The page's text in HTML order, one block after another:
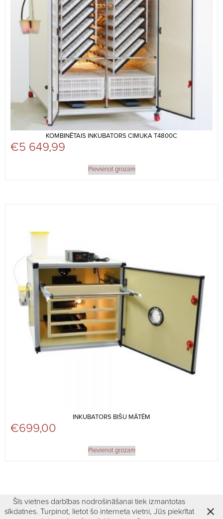
KOMBINĒTAIS INKUBATORS CIMUKA T4800C
€5 649,99
Pievienot grozam
INKUBATORS BIŠU MĀTĒM
€699,00
Pievienot grozam
Šīs vietnes darbības nodrošināšanai tiek izmantotas
sīkdatnes. Turpinot, lietot šo interneta vietni, Jūs piekrītat